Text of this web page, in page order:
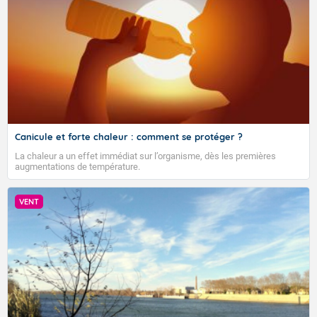
Canicule et forte chaleur : comment se protéger ?
La chaleur a un effet immédiat sur l’organisme, dès les premières
augmentations de température.
VENT